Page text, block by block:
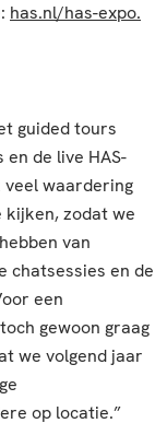
has.nl/has-expo.
guided tours
de live HAS-
veel waardering
zodat we
van
chatsessies en de
een
gewoon graag
we volgend jaar
op locatie.”